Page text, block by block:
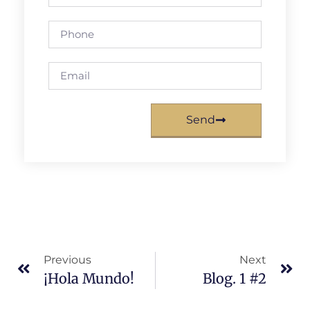
Send
Previous
¡Hola Mundo!
Next
Blog. 1 #2